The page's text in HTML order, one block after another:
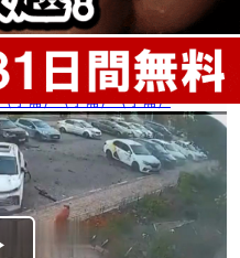
（予備）（予備）（予備）